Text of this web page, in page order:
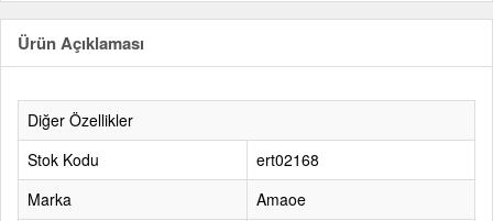
Ürün Açıklaması
Diğer Özellikler
Stok Kodu
ert02168
Marka
Amaoe